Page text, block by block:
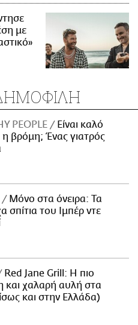
με
PEOPLE
Είναι καλό
η βρόμη; Ένας γιατρός
Μόνο στα όνειρα: Τα
σπίτια του Ιμπέρ ντε
Red Jane Grill: Η πιο
και χαλαρή αυλή στα
και στην Ελλάδα)